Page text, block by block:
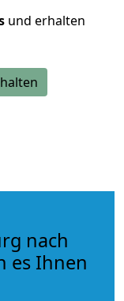
und erhalten
nach
es Ihnen